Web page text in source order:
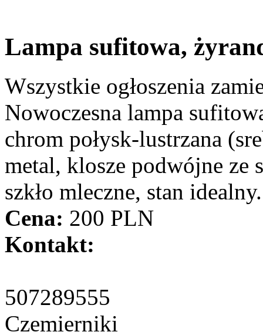
Lampa sufitowa,
Wszystkie ogłoszenia
Nowoczesna lampa
chrom połysk-lustrzana
metal, klosze podwójne ze
szkło mleczne, stan idealny.
Cena: 200 PLN
Kontakt:
507289555
Czemierniki